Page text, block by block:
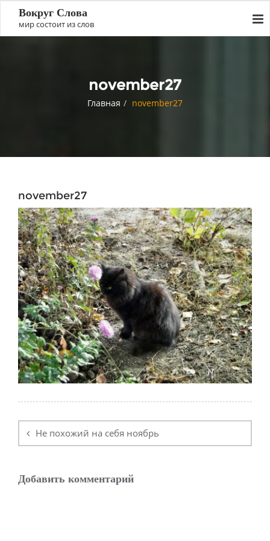
Вокруг Слова
мир состоит из слов
november27
Главная november27
november27
по
записям
Не похожий на себя ноябрь
Добавить комментарий